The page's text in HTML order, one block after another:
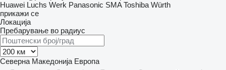
Huawei Luchs Werk Panasonic SMA Toshiba Würth
прикажи се
Локација
Пребарување во радиус
Северна Македонија Европа